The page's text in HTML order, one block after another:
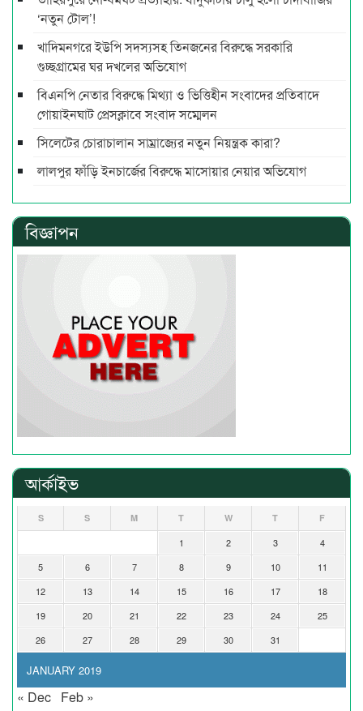
‘নতুন টোল’!
খাদিমনগরে ইউপি সদস্যসহ তিনজনের বিরুদ্ধে সরকারি
গুচ্ছগ্রামের ঘর দখলের অভিযোগ
বিএনপি নেতার বিরুদ্ধে মিথ্যা ও ভিত্তিহীন সংবাদের প্রতিবাদে
গোয়াইনঘাট প্রেসক্লাবে সংবাদ সম্মেলন
সিলেটের চোরাচালান সাম্রাজ্যের নতুন নিয়ন্ত্রক কারা?
লালপুর ফাঁড়ি ইনচার্জের বিরুদ্ধে মাসোয়ার নেয়ার অভিযোগ
বিজ্ঞাপন
আর্কাইভ
JANUARY 2019
S S M T W T F
1 2 3
4
5
6 7 8 9 10
11
12
13 14 15 16 17
18
19
20 21 22 23 24
25
26
27 28 29 30 31
« Dec Feb »